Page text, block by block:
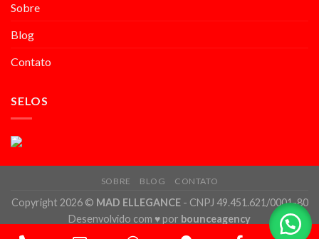
Sobre
Blog
Contato
SELOS
SOBRE BLOG CONTATO
Copyright 2026 © MAD ELLEGANCE- CNPJ 49.451.621/0001-80
Desenvolvido com ♥ por bounceagency